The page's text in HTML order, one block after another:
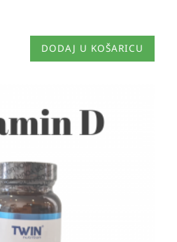
DODAJ U KOŠARICU